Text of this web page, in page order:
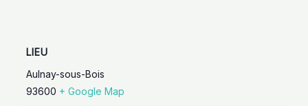
LIEU
Aulnay-sous-Bois
93600 + Google Map